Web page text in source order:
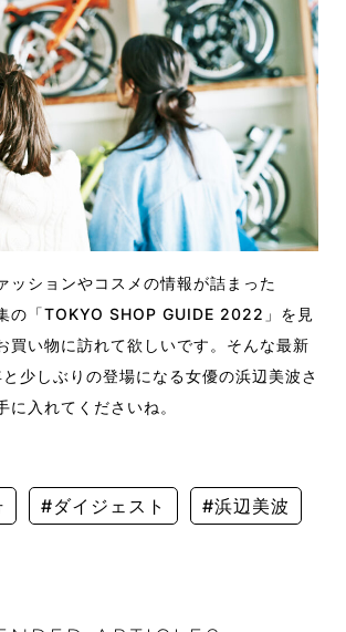
ッションやコスメの情報が詰まった
の「TOKYO SHOP GUIDE 2022」を見
買い物に訪れて欲しいです。そんな最新
少しぶりの登場になる女優の浜辺美波さ
に入れてくださいね。
#ダイジェスト #浜辺美波